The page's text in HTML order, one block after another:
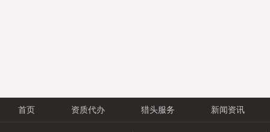
首页 资质代办 猎头服务 新闻资讯